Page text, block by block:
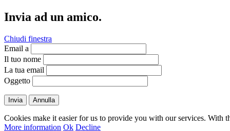
Invia ad un amico.
Chiudi finestra
Email a
Il tuo nome
La tua email
Oggetto
Invia Annulla
Cookies make it easier for us to provide you with our services. With
More information Ok Decline